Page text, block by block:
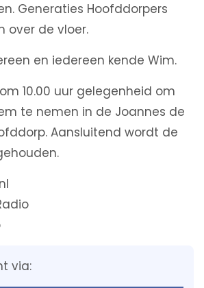
Generaties Hoofddorpers
over de vloer.
en iedereen kende Wim.
10.00 uur gelegenheid om
te nemen in de Joannes de
Aansluitend wordt de
via: